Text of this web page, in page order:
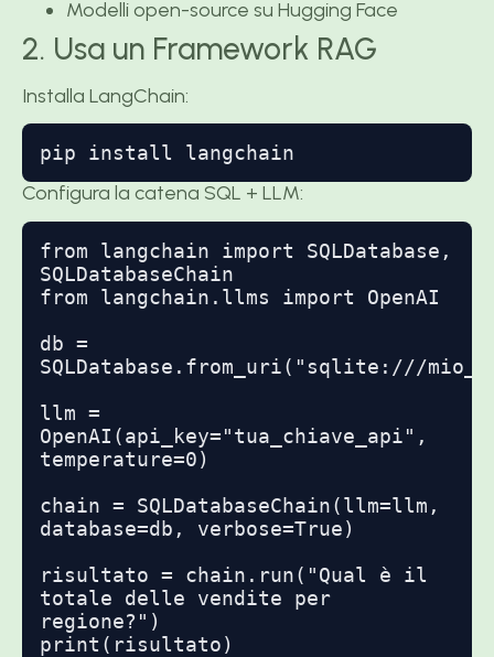
Modelli open-source su Hugging Face
2. Usa un Framework RAG
Installa LangChain:
pip install langchain
Configura la catena SQL + LLM:
from langchain import SQLDatabase,
SQLDatabaseChain
from langchain.llms import OpenAI
db =
SQLDatabase.from_uri("sqlite:///
llm =
OpenAI(api_key="tua_chiave_api",
temperature=0)
chain = SQLDatabaseChain(llm=llm,
database=db, verbose=True)
risultato = chain.run("Qual è il
totale delle vendite per
regione?")
print(risultato)